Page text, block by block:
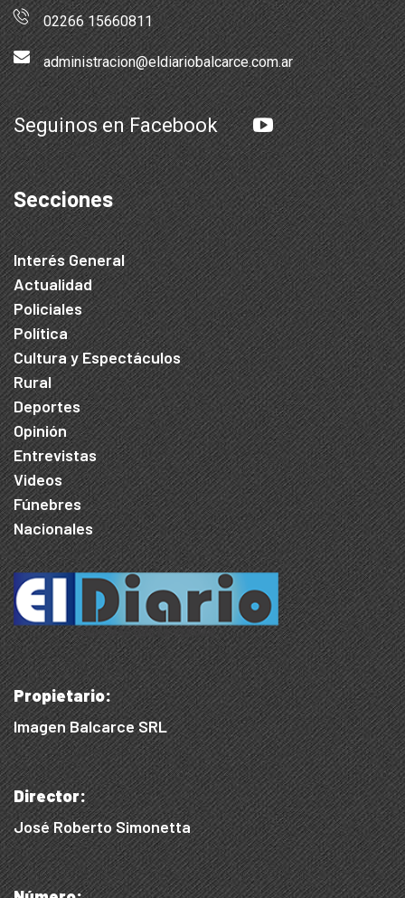
02266 15660811
administracion@eldiariobalcarce.com.ar
Seguinos en Facebook
Secciones
Interés General
Actualidad
Policiales
Política
Cultura y Espectáculos
Rural
Deportes
Opinión
Entrevistas
Videos
Fúnebres
Nacionales
Propietario:
Imagen Balcarce SRL
Director:
José Roberto Simonetta